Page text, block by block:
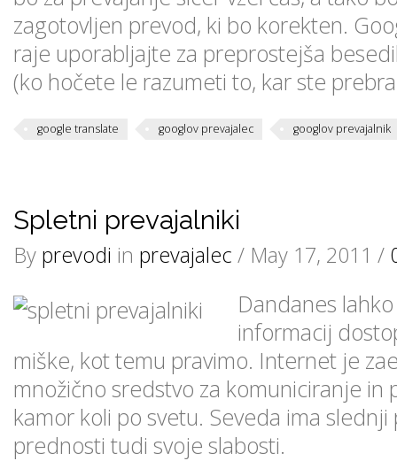
zagotovljen prevod, ki bo korekten.
raje uporabljajte za preprostejša
(ko hočete le razumeti to, kar ste
google translate googlov prevajalec googlov prevajalnik
Spletni prevajalniki
By prevodi in prevajalec / May 17, 2011 /
Dandanes
informacij
miške, kot temu pravimo. Internet je
množično sredstvo za komuniciranje in
kamor koli po svetu. Seveda ima
prednosti tudi svoje slabosti.